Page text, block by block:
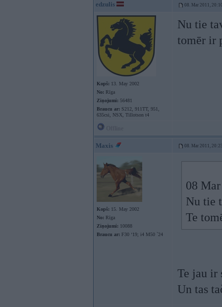
edzulis 08. Mar 2011,
Kopš: 13. May 2002
No: Rīga
Ziņojumi: 56481
Braucu ar: S212, 911TT, 951,
635csi, NSX, Tillotson t4
Nu tie
tomēr ir
Maxis 08. Mar 2011,
Kopš: 15. May 2002
No: Rīga
Ziņojumi: 10088
Braucu ar: F30 ‘19; i4 M50 `24
08
Nu tie
Te
Te jau ir
Un tas